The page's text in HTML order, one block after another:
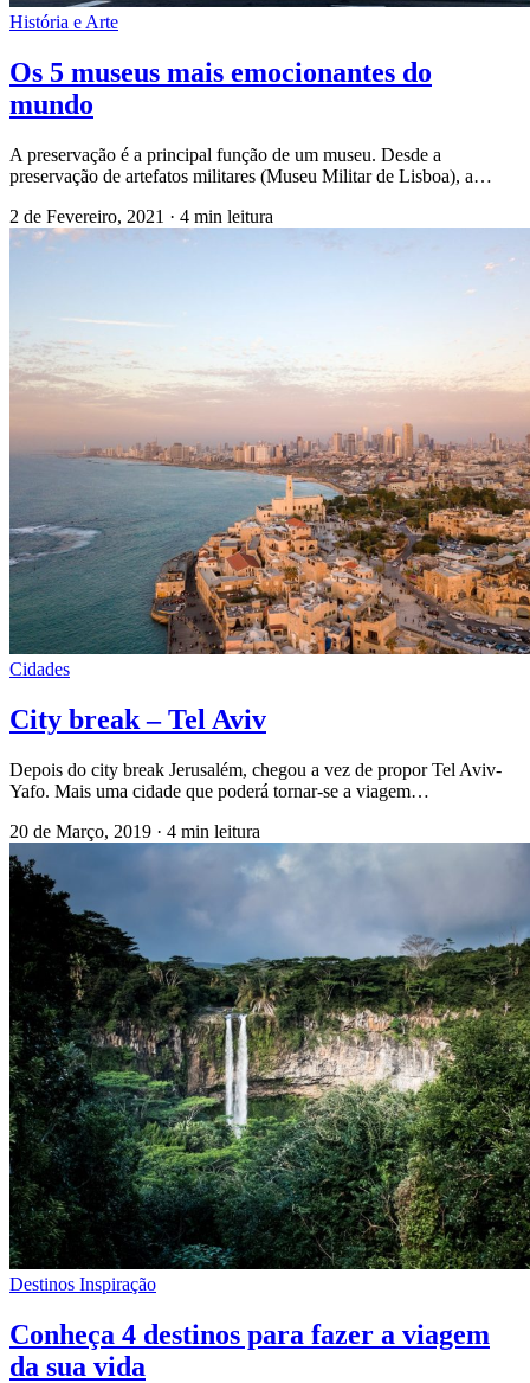
História e Arte
Os 5 museus mais emocionantes do
mundo
A preservação é a principal função de um museu. Desde a
preservação de artefatos militares (Museu Militar de Lisboa), a…
2 de Fevereiro, 2021 · 4 min leitura
Cidades
City break – Tel Aviv
Depois do city break Jerusalém, chegou a vez de propor Tel Aviv-
Yafo. Mais uma cidade que poderá tornar-se a viagem…
20 de Março, 2019 · 4 min leitura
Destinos Inspiração
Conheça 4 destinos para fazer a viagem
da sua vida